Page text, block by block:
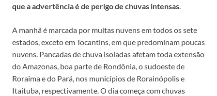
que a advertência é de perigo de chuvas intensas.
A manhã é marcada por muitas nuvens em todos os sete
estados, exceto em Tocantins, em que predominam poucas
nuvens. Pancadas de chuva isoladas afetam toda extensão
do Amazonas, boa parte de Rondônia, o sudoeste de
Roraima e do Pará, nos municípios de Rorainópolis e
Itaituba, respectivamente. O dia começa com chuvas